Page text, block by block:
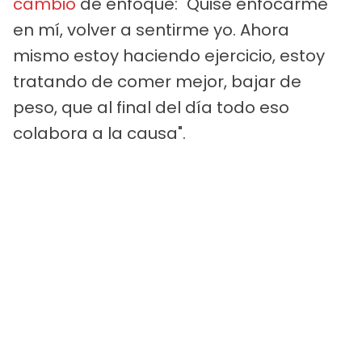
en mí, volver a sentirme yo. Ahora
mismo estoy haciendo ejercicio, estoy
tratando de comer mejor, bajar de
peso, que al final del día todo eso
colabora a la causa".